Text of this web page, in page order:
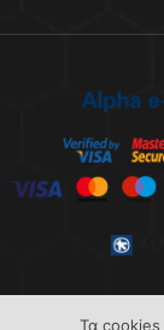
Τα cookies